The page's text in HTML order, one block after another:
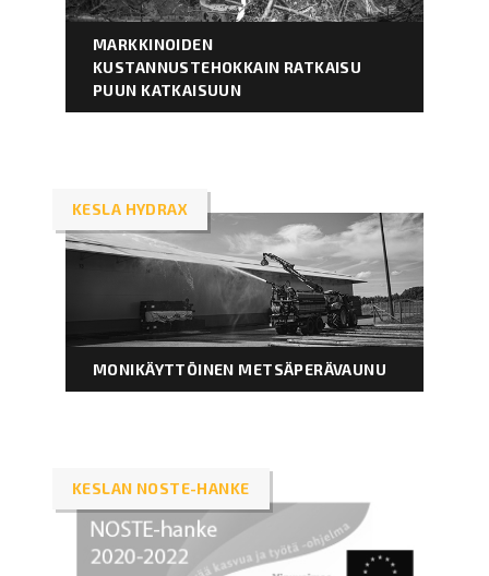
MARKKINOIDEN
KUSTANNUSTEHOKKAIN RATKAISU
PUUN KATKAISUUN
KESLA HYDRAX
MONIKÄYTTÖINEN METSÄPERÄVAUNU
KESLAN NOSTE-HANKE